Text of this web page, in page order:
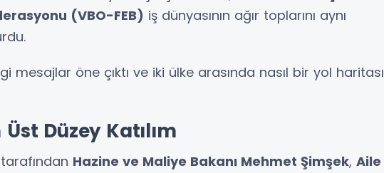
(VBO-FEB) iş dünyasının ağır toplarını aynı
mesajlar öne çıktı ve iki ülke arasında nasıl bir yol haritası
Düzey Katılım
Hazine ve Maliye Bakanı Mehmet Şimşek, Aile